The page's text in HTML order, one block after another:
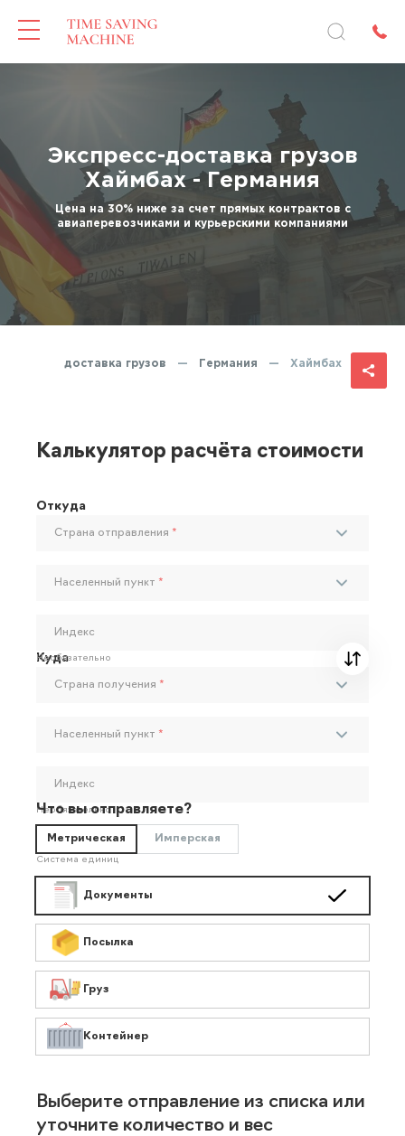
Экспресс-доставка грузов
Хаймбах - Германия
Цена на 30% ниже за счет прямых контрактов с
авиаперевозчиками и курьерскими компаниями
Экспресс-доставка грузов — Германия — Хаймбах
Калькулятор расчёта стоимости
Откуда
Страна отправления *
Населенный пункт *
Индекс
Необязательно
Куда
Страна получения *
Населенный пункт *
Индекс
Необязательно
Что вы отправляете?
Метрическая Имперская
Система единиц
Документы
Посылка
Груз
Контейнер
Выберите отправление из списка или
уточните количество и вес